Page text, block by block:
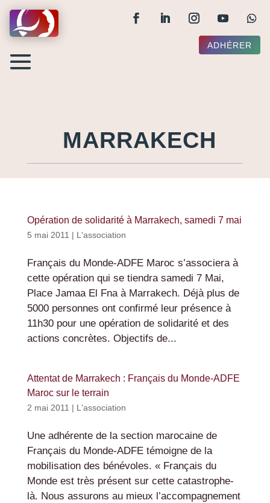
ADHÉRER
MARRAKECH
Opération de solidarité à Marrakech, samedi 7 mai
5 mai 2011 | L'association
Français du Monde-ADFE Maroc s’associera à
cette opération qui se tiendra samedi 7 Mai,
Place Jamaa El Fna à Marrakech. Déjà plus de
5000 personnes ont confirmé leur présence à
11h30 pour une opération de solidarité et des
actions concrètes. Objectifs de...
Attentat de Marrakech : Français du Monde-ADFE
Maroc sur le terrain
2 mai 2011 | L'association
Une adhérente de la section marocaine de
Français du Monde-ADFE témoigne de la
mobilisation des bénévoles. « Français du
Monde est très présent sur cette catastrophe-
là. Nous assurons au mieux l’accompagnement